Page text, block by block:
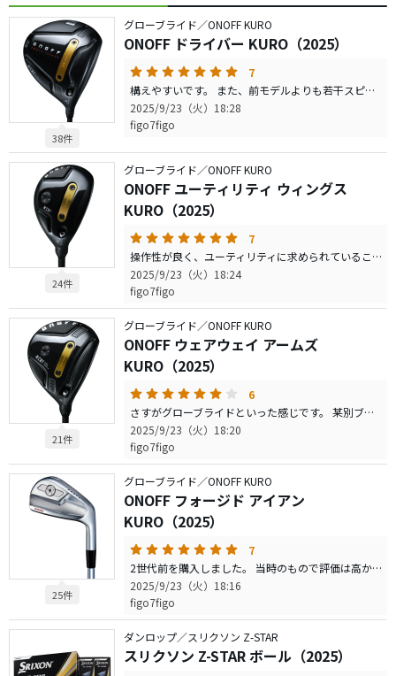
38件
グローブライド／ONOFF KURO
ONOFF ドライバー KURO（2025）
7
構えやすいです。 また、前モデルよりも若干スピンが減ってる印象を持ちました。 距離が出しやすい気がします。 ヘッドは大きすぎず、好感が持てますし 打感も良いです。 純正シャフトも秀逸で、さすが昔からシャフトに力を入れていたメーカーです。 尖ってるわけではないので、万人に合いやすく 迷ったら購入してみてもよいのでは？ と思います。
2025/9/23（火）18:28
figo7figo
24件
グローブライド／ONOFF KURO
ONOFF ユーティリティ ウィングス
KURO（2025）
7
操作性が良く、ユーティリティに求められていることを提供してくれるクラブでした。 数世代前よりも馴染みやすい気がしましたし、 コスパも昨今の値上がりしたクラブと比べると良心的です。 このメーカーはハズレが少ないイメージありますし、一度試打してみてはいかがでしょうか？ 弾道は高低打ち分けしやすく、飛距離はそこそこという良い塩梅です。
2025/9/23（火）18:24
figo7figo
21件
グローブライド／ONOFF KURO
ONOFF ウェアウェイ アームズ
KURO（2025）
6
さすがグローブライドといった感じです。 某別ブランドよりは大衆向けといった感じでしょうか まず、3wに必要な高さは出しやすいです。 最近の飛び系フェアウェイウッドには少し飛距離は及びないかもしれませんが 低スピンすぎず、アベレージゴルファーにはとても良いと思います。 性能は折り紙付きなので、安心してつかえるとおもいます。
2025/9/23（火）18:20
figo7figo
25件
グローブライド／ONOFF KURO
ONOFF フォージド アイアン
KURO（2025）
7
2世代前を購入しました。 当時のもので評価は高かったですが、今回も丁寧な作りでハイクオリティです。 トップラインの厚さが気にならなければ、これに勝るアイアンは少ないと思います。 フェースの模様は違和感ありますが メーカーの個性だと思うので、ポジティブに受け取ってもよいのではないでしょうか。 熟成された安定性という感じです。
2025/9/23（火）18:16
figo7figo
ダンロップ／スリクソン Z-STAR
スリクソン Z-STAR ボール（2025）